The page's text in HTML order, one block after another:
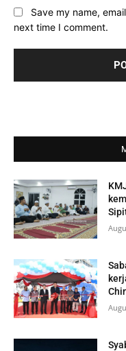
Save my name,
next time I comment.